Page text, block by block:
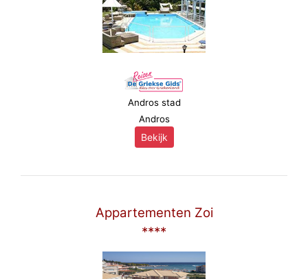
Andros stad
Andros
Bekijk
Appartementen Zoi
****